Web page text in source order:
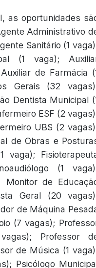
as oportunidades
Administrativo
Sanitário (1
(1 vaga);
de Farmácia
Gerais (32
Dentista Municipal
ESF (2
UBS (2
de Obras e
vaga);
(1
de
Geral (20
de Máquina
(7 vagas);
Professor
de Música (1
Psicólogo